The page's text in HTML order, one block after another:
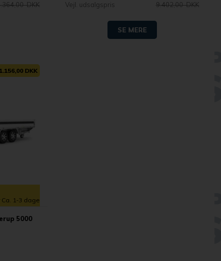
DKK
Vejl. udsalgspris
9.402,00 DKK
SE MERE
DKK
1-3 dage
5000